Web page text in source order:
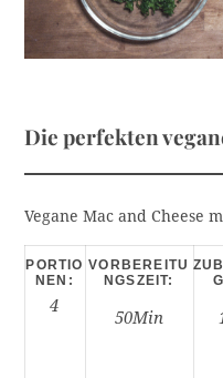
Die perfekten
PORTIO
NEN:
4
VORBEREITU
NGSZEIT:
50Min
Vegane Mac and Cheese